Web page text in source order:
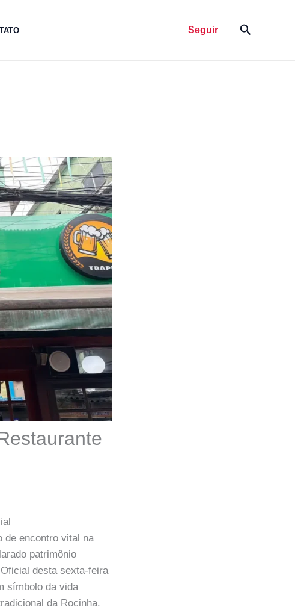
Seguir Pesquisar
de encontro vital na
patrimônio
desta sexta-feira
símbolo da vida
da Rocinha.